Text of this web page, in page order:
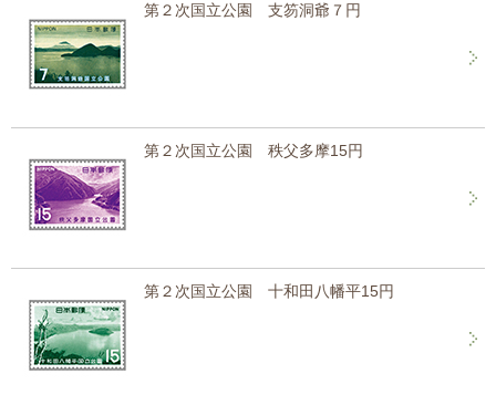
第２次国立公園 支笏洞爺７円
第２次国立公園 秩父多摩15円
第２次国立公園 十和田八幡平15円